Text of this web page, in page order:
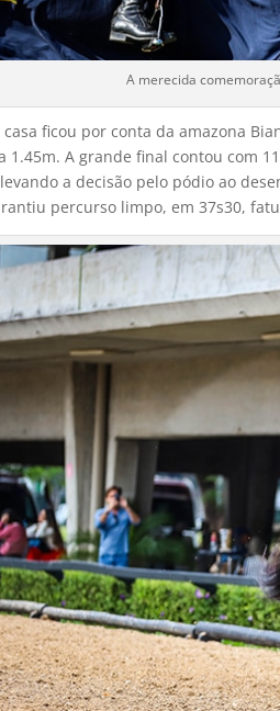
A merecida
ficou por conta da amazona
1.45m. A grande final contou com
a decisão pelo pódio ao
percurso limpo, em 37s30,